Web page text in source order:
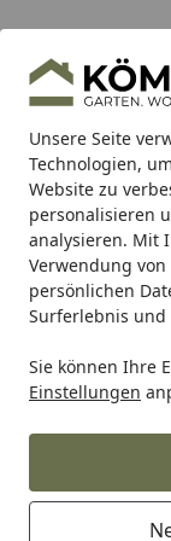
Unsere Seite
Technologien,
Website zu
personalisieren
analysieren. Mit
Verwendung
persönlichen
Surferlebnis und
Sie können Ihre
Einstellungen
Alle Produkte
Mein Konto
Suchen
Startseite
Sales &
Angebot
Kategorien